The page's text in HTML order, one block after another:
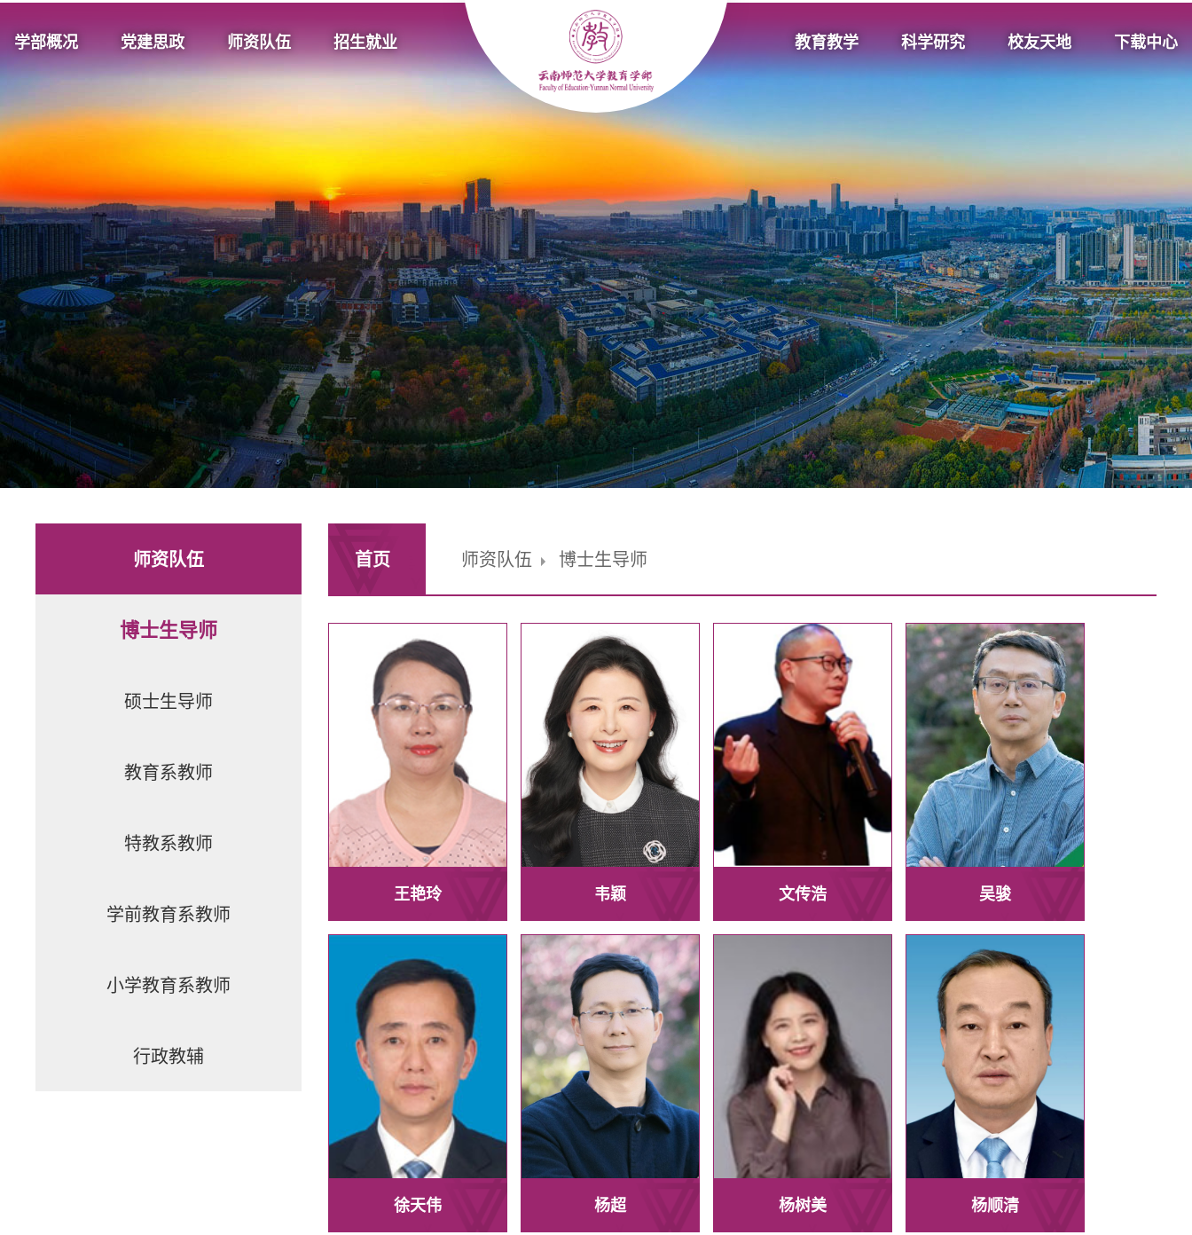
学部概况 党建思政 师资队伍 招生就业 教育教学 科学研究 校友天地 下载中心
师资队伍
博士生导师
硕士生导师
教育系教师
特教系教师
学前教育系教师
小学教育系教师
行政教辅
首页 师资队伍 博士生导师
王艳玲 韦颖 文传浩 吴骏
徐天伟 杨超 杨树美 杨顺清